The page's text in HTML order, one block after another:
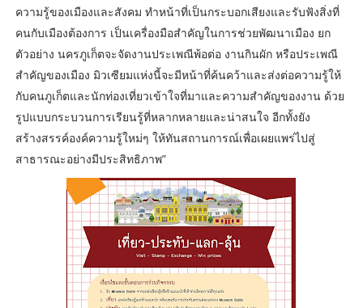
ความรู้ของเมืองและสังคม ทำหน้าที่เป็นกระบอกเสียงและรับฟังสิ่งที่
คนกับเมืองต้องการ เป็นเครื่องมือสำคัญในการช่วยพัฒนาเมือง ยก
ตัวอย่าง นครภูเก็ตจะจัดงานประเพณีพ้อต่อ งานกินผัก หรือประเพณี
สำคัญของเมือง มิวเซียมแห่งนี้จะมีหน้าที่ค้นคว้าและส่งต่อความรู้ให้
กับคนภูเก็ตและนักท่องเที่ยวเข้าใจที่มาและความสำคัญของงาน ด้วย
รูปแบบกระบวนการเรียนรู้ที่หลากหลายและน่าสนใจ อีกทั้งยัง
สร้างสรรค์องค์ความรู้ใหม่ๆ ให้ทันสถานการณ์เพื่อเผยแพร่ไปสู่
สาธารณะอย่างมีประสิทธิภาพ”